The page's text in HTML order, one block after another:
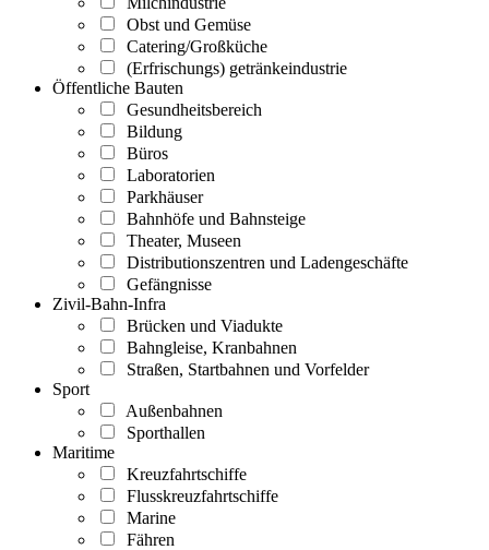
Obst und Gemüse
Catering/Großküche
(Erfrischungs) getränkeindustrie
Öffentliche Bauten
Gesundheitsbereich
Bildung
Büros
Laboratorien
Parkhäuser
Bahnhöfe und Bahnsteige
Theater, Museen
Distributionszentren und Ladengeschäfte
Gefängnisse
Zivil-Bahn-Infra
Brücken und Viadukte
Bahngleise, Kranbahnen
Straßen, Startbahnen und Vorfelder
Sport
Außenbahnen
Sporthallen
Maritime
Kreuzfahrtschiffe
Flusskreuzfahrtschiffe
Marine
Fähren